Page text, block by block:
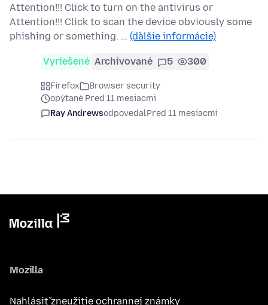
Attention!!! Click to turn on the antivirus or
Attention!!! Click to scan the device obviously some
phishing or something. … (ďalšie informácie)
Vyriešené Archivované 5 300
Firefox
Browser security
opýtané Pred 11 mesiacmi
Ray AndrewsodpovedalPred 11 mesiacmi
Mozilla
Nahlásiť zneužitie ochrannej známky